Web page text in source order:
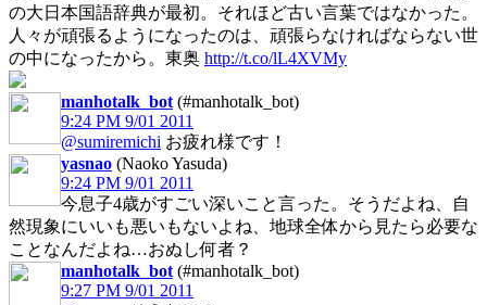
の大日本国語辞典が最初。それほど古い言葉ではなかった。
人々が頑張るようになったのは、頑張らなければならない世
の中になったから。東奥 http://t.co/lL4XVMy
manhotalk_bot (#manhotalk_bot)
9:24 PM 9/01 2011
@sumiremichi お疲れ様です！
yasnao (Naoko Yasuda)
9:24 PM 9/01 2011
今息子4歳がすごい深いこと言った。そうだよね、自
然現象にいいも悪いもないよね、地球全体から見たら必要な
ことなんだよね…おぬし何者？
manhotalk_bot (#manhotalk_bot)
9:27 PM 9/01 2011